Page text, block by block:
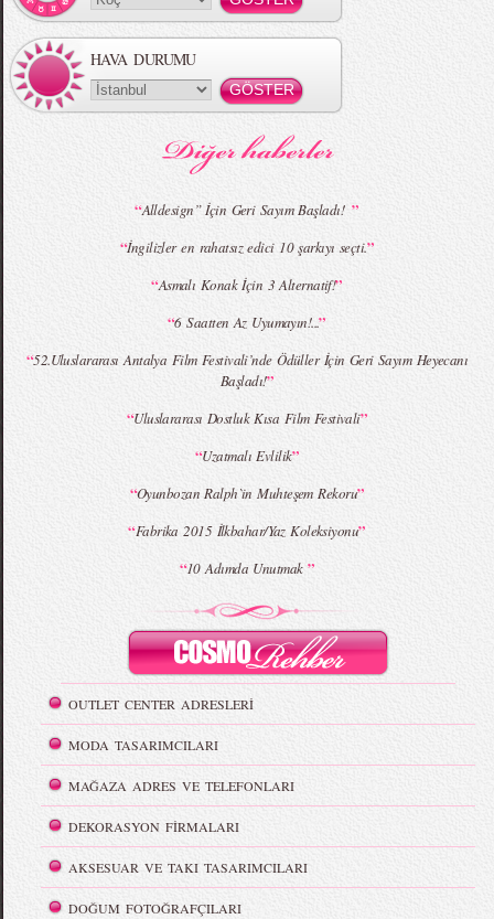
MBFWI - Gülçin Çengel 2015 Yaz
MBFWI - Zeynep Erdoğan 2015 Yaz
MBFWI - Giray Sepin 2015 Yaz Koleksiyonu MBFWI - Burçe Bekrek 2015 Yaz Koleksiyonu
HAVA DURUMU
“Alldesign” İçin Geri Sayım Başladı!”
“İngilizler en rahatsız edici 10 şarkıyı seçti.”
“Asmalı Konak İçin 3 Alternatif!”
“6 Saatten Az Uyumayın!...”
“52.Uluslararası Antalya Film Festivali’nde Ödüller İçin Geri Sayım Heyecanı
Başladı!”
“Uluslararası Dostluk Kısa Film Festivali”
“Uzatmalı Evlilik”
“Oyunbozan Ralph`in Muhteşem Rekoru”
“Fabrika 2015 İlkbahar/Yaz Koleksiyonu”
“10 Adımda Unutmak ”
OUTLET CENTER ADRESLERİ
MODA TASARIMCILARI
MAĞAZA ADRES VE TELEFONLARI
DEKORASYON FİRMALARI
AKSESUAR VE TAKI TASARIMCILARI
DOĞUM FOTOĞRAFÇILARI